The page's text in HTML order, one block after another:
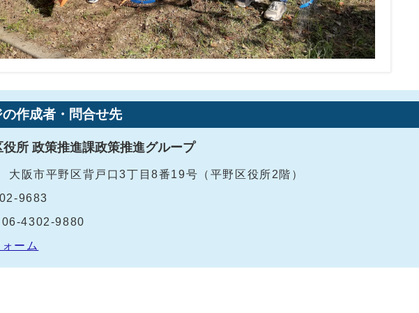
作成者・問合せ先
役所 政策推進課政策推進グループ
阪市平野区背戸口3丁目8番19号（平野区役所2階）
9683
06-4302-9880
ーム